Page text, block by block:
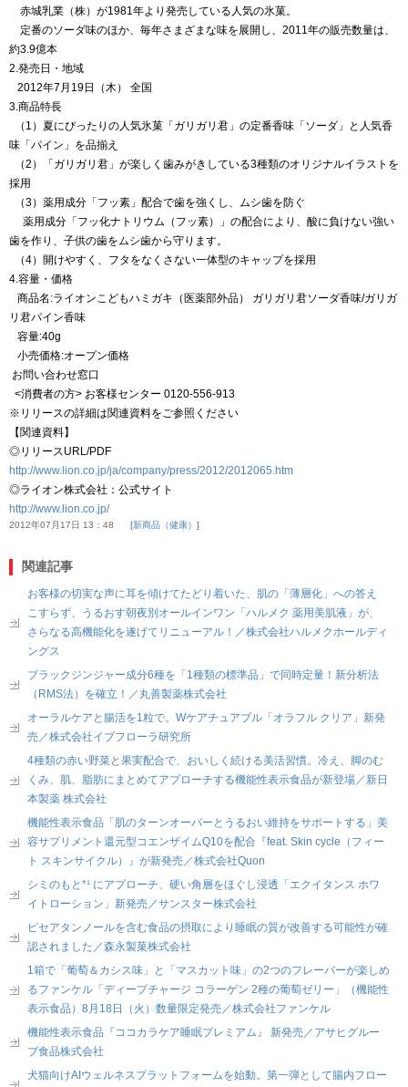
赤城乳業（株）が1981年より発売している人気の氷菓。
定番のソーダ味のほか、毎年さまざまな味を展開し、2011年の販売数量は、
約3.9億本
2.発売日・地域
2012年7月19日（木） 全国
3.商品特長
（1）夏にぴったりの人気氷菓「ガリガリ君」の定番香味「ソーダ」と人気香
味「パイン」を品揃え
（2）「ガリガリ君」が楽しく歯みがきしている3種類のオリジナルイラストを
採用
（3）薬用成分「フッ素」配合で歯を強くし、ムシ歯を防ぐ
薬用成分「フッ化ナトリウム（フッ素）」の配合により、酸に負けない強い
歯を作り、子供の歯をムシ歯から守ります。
（4）開けやすく、フタをなくさない一体型のキャップを採用
4.容量・価格
商品名:ライオンこどもハミガキ（医薬部外品） ガリガリ君ソーダ香味/ガリガ
リ君パイン香味
容量:40g
小売価格:オープン価格
お問い合わせ窓口
<消費者の方> お客様センター 0120-556-913
※リリースの詳細は関連資料をご参照ください
【関連資料】
◎リリースURL/PDF
http://www.lion.co.jp/ja/company/press/2012/2012065.htm
◎ライオン株式会社：公式サイト
http://www.lion.co.jp/
2012年07月17日 13：48 新商品（健康）
関連記事
お客様の切実な声に耳を傾けてたどり着いた、肌の「薄層化」への答え
こすらず、うるおす朝夜別オールインワン「ハルメク 薬用美肌液」が、
さらなる高機能化を遂げてリニューアル！／株式会社ハルメクホールディ
ングス
ブラックジンジャー成分6種を「1種類の標準品」で同時定量！新分析法
（RMS法）を確立！／丸善製薬株式会社
オーラルケアと腸活を1粒で。Wケアチュアブル「オラフル クリア」新発
売／株式会社イブフローラ研究所
4種類の赤い野菜と果実配合で、おいしく続ける美活習慣。冷え、脚のむ
くみ、肌、脂肪にまとめてアプローチする機能性表示食品が新登場／新日
本製薬 株式会社
機能性表示食品「肌のターンオーバーとうるおい維持をサポートする」美
容サプリメント還元型コエンザイムQ10を配合『feat. Skin cycle（フィー
ト スキンサイクル）』が新発売／株式会社Quon
シミのもと*¹ にアプローチ、硬い角層をほぐし浸透「エクイタンス ホワ
イトローション」新発売／サンスター株式会社
ピセアタンノールを含む食品の摂取により睡眠の質が改善する可能性が確
認されました／森永製菓株式会社
1箱で「葡萄＆カシス味」と「マスカット味」の2つのフレーバーが楽しめ
るファンケル「ディープチャージ コラーゲン 2種の葡萄ゼリー」（機能性
表示食品）8月18日（火）数量限定発売／株式会社ファンケル
機能性表示食品『ココカラケア睡眠プレミアム』 新発売／アサヒグルー
プ食品株式会社
犬猫向けAIウェルネスプラットフォームを始動。第一弾として腸内フロー